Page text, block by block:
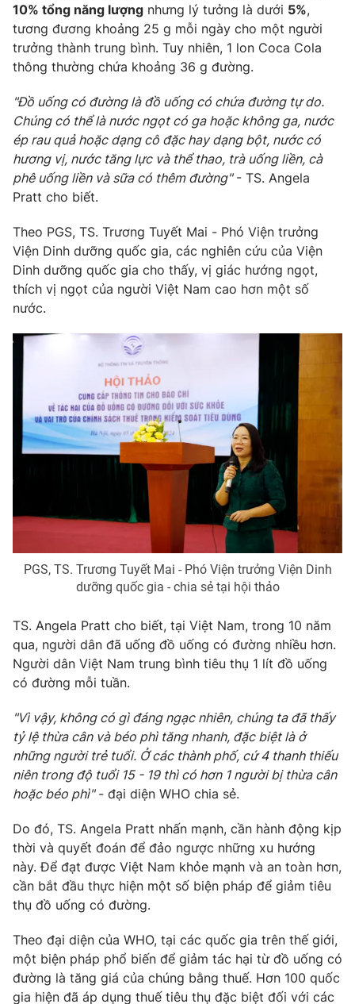
THỜI BÁO VTV
Theo dõi báo trên
Cơ quan chủ quản:Đài Truyền hình Việt Nam
Cơ quan báo chí:Thời báo VTV
Giấy phép hoạt động báo in và báo điện tử số 483/GP-BTTTT
cấp ngày 29/12/2023
Tổng Biên tập:
Nguyễn Trọng Ninh
Tổng đài VTV:024.38 355 931 - 024.38 355 932
Ðiện thoại Thời báo VTV: 024.66 897 897
Email: toasoan@vtv.vn
Liên hệ quảng cáo:
® Cấm sao chép dưới mọi hình thức nếu không có sự chấp
thuận bằng văn bản. Ghi rõ nguồn VTV.vn khi phát hành lại
thông tin từ website này.
10% tổng năng lượng nhưng lý tưởng là dưới 5%,
tương đương khoảng 25 g mỗi ngày cho một người
trưởng thành trung bình. Tuy nhiên, 1 lon Coca Cola
thông thường chứa khoảng 36 g đường.
"Đồ uống có đường là đồ uống có chứa đường tự do.
Chúng có thể là nước ngọt có ga hoặc không ga, nước
ép rau quả hoặc dạng cô đặc hay dạng bột, nước có
hương vị, nước tăng lực và thể thao, trà uống liền, cà
phê uống liền và sữa có thêm đường"- TS. Angela
Pratt cho biết.
Theo PGS, TS. Trương Tuyết Mai - Phó Viện trưởng
Viện Dinh dưỡng quốc gia, các nghiên cứu của Viện
Dinh dưỡng quốc gia cho thấy, vị giác hướng ngọt,
thích vị ngọt của người Việt Nam cao hơn một số
nước.
PGS, TS. Trương Tuyết Mai - Phó Viện trưởng Viện Dinh
dưỡng quốc gia - chia sẻ tại hội thảo
TS. Angela Pratt cho biết, tại Việt Nam, trong 10 năm
qua, người dân đã uống đồ uống có đường nhiều hơn.
Người dân Việt Nam trung bình tiêu thụ 1 lít đồ uống
có đường mỗi tuần.
"Vì vậy, không có gì đáng ngạc nhiên, chúng ta đã thấy
tỷ lệ thừa cân và béo phì tăng nhanh, đặc biệt là ở
những người trẻ tuổi. Ở các thành phố, cứ 4 thanh thiếu
niên trong độ tuổi 15 - 19 thì có hơn 1 người bị thừa cân
hoặc béo phì"- đại diện WHO chia sẻ.
Do đó, TS. Angela Pratt nhấn mạnh, cần hành động kịp
thời và quyết đoán để đảo ngược những xu hướng
này. Để đạt được Việt Nam khỏe mạnh và an toàn hơn,
cần bắt đầu thực hiện một số biện pháp để giảm tiêu
thụ đồ uống có đường.
Theo đại diện của WHO, tại các quốc gia trên thế giới,
một biện pháp phổ biến để giảm tác hại từ đồ uống có
đường là tăng giá của chúng bằng thuế. Hơn 100 quốc
gia hiện đã áp dụng thuế tiêu thụ đặc biệt đối với các